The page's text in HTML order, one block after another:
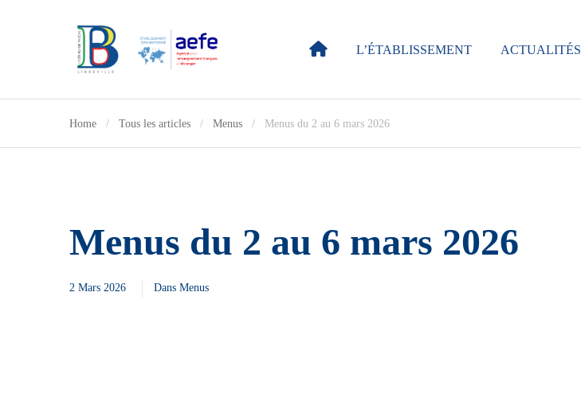
L’ÉTABLISSEMENT ACTUALITÉS
Home Tous les articles Menus Menus du 2 au 6 mars 2026
Menus du 2 au 6 mars 2026
2 Mars 2026 Dans Menus